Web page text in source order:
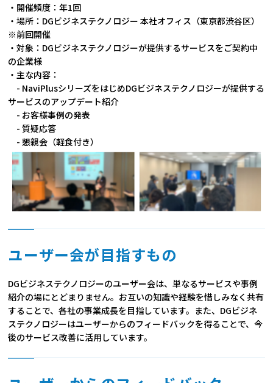
・開催頻度：年1回
・場所：DGビジネステクノロジー 本社オフィス（東京都渋谷区）
※前回開催
・対象：DGビジネステクノロジーが提供するサービスをご契約中
の企業様
・主な内容：
- NaviPlusシリーズをはじめDGビジネステクノロジーが提供する
サービスのアップデート紹介
- お客様事例の発表
- 質疑応答
- 懇親会（軽食付き）
ユーザー会が目指すもの
DGビジネステクノロジーのユーザー会は、単なるサービスや事例
紹介の場にとどまりません。お互いの知識や経験を惜しみなく共有
することで、各社の事業成長を目指しています。また、DGビジネ
ステクノロジーはユーザーからのフィードバックを得ることで、今
後のサービス改善に活用しています。